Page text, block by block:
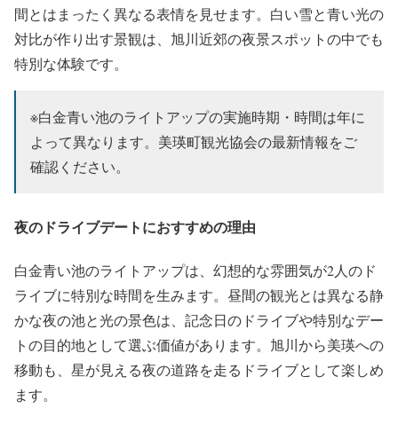
間とはまったく異なる表情を見せます。白い雪と青い光の
対比が作り出す景観は、旭川近郊の夜景スポットの中でも
特別な体験です。
※白金青い池のライトアップの実施時期・時間は年に
よって異なります。美瑛町観光協会の最新情報をご
確認ください。
夜のドライブデートにおすすめの理由
白金青い池のライトアップは、幻想的な雰囲気が2人のド
ライブに特別な時間を生みます。昼間の観光とは異なる静
かな夜の池と光の景色は、記念日のドライブや特別なデー
トの目的地として選ぶ価値があります。旭川から美瑛への
移動も、星が見える夜の道路を走るドライブとして楽しめ
ます。